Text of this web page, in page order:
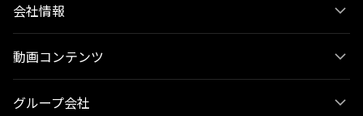
会社情報
動画コンテンツ
グループ会社